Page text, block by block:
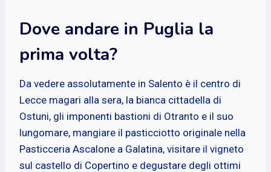
Dove andare in Puglia la
prima volta?
Da vedere assolutamente in Salento è il centro di
Lecce magari alla sera, la bianca cittadella di
Ostuni, gli imponenti bastioni di Otranto e il suo
lungomare, mangiare il pasticciotto originale nella
Pasticceria Ascalone a Galatina, visitare il vigneto
sul castello di Copertino e degustare degli ottimi